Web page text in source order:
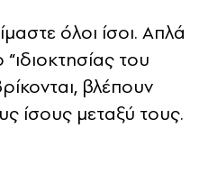
όλοι ίσοι. Απλά
του
βλέπουν
ίσους μεταξύ τους.